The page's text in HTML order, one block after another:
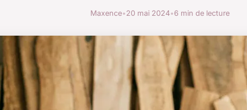
Maxence•20 mai 2024•6 min de lecture